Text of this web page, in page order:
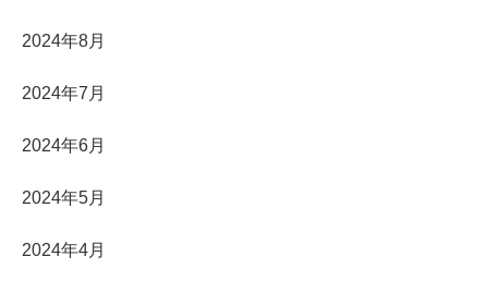
2024年8月
2024年7月
2024年6月
2024年5月
2024年4月